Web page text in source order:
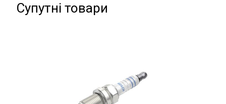
Супутні товари